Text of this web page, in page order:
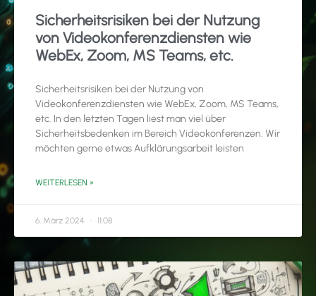
Sicherheitsrisiken bei der Nutzung
von Videokonferenzdiensten wie
WebEx, Zoom, MS Teams, etc.
Sicherheitsrisiken bei der Nutzung von
Videokonferenzdiensten wie WebEx, Zoom, MS Teams,
etc. In den letzten Tagen liest man viel über
Sicherheitsbedenken im Bereich Videokonferenzen. Wir
möchten gerne etwas Aufklärungsarbeit leisten
WEITERLESEN »
6. März 2024 11:08